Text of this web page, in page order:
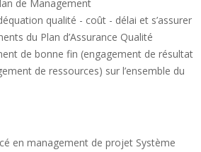
de Management
qualité - coût - délai et s’assurer
du Plan d’Assurance Qualité
de bonne fin (engagement de résultat
de ressources) sur l’ensemble du
en management de projet Système